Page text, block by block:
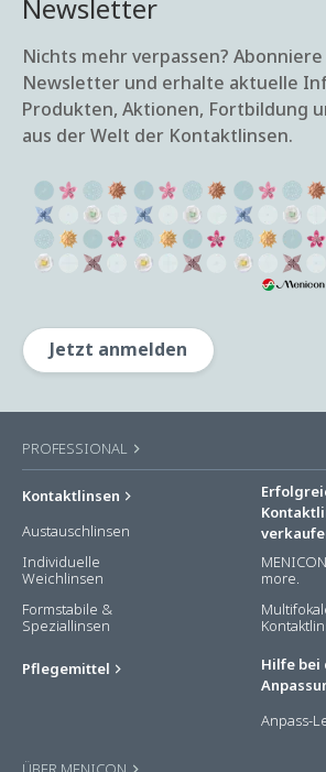
Newsletter
Nichts mehr verpassen?
Newsletter und erhalte aktuelle
Produkten, Aktionen, Fortbildung
aus der Welt der Kontaktlinsen.
Jetzt anmelden
PROFESSIONAL
Kontaktlinsen
Austauschlinsen
Individuelle
Weichlinsen
Formstabile &
Speziallinsen
Pflegemittel
more.
Hilfe bei
Anpass-